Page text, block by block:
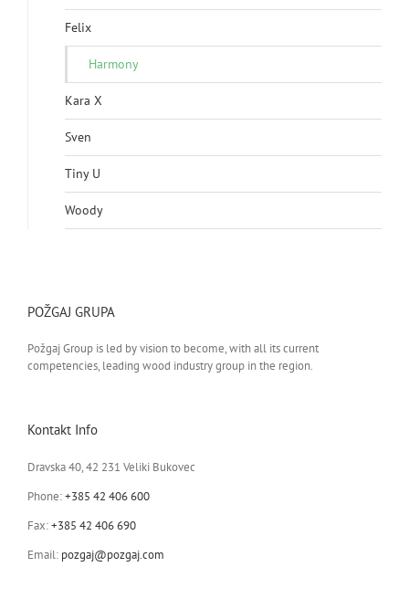
Felix
Harmony
Kara X
Sven
Tiny U
Woody
POŽGAJ GRUPA
Požgaj Group is led by vision to become, with all its current
competencies, leading wood industry group in the region.
Kontakt Info
Dravska 40, 42 231 Veliki Bukovec
Phone:+385 42 406 600
Fax:+385 42 406 690
Email: pozgaj@pozgaj.com